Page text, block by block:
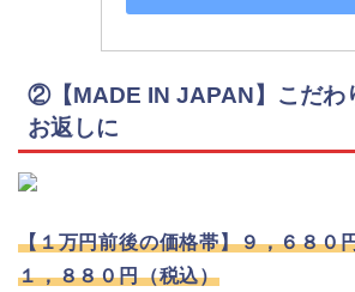
②【MADE IN JAPAN】こだわ
お返しに
【１万円前後の価格帯】９，６８０
１，８８０円（税込）